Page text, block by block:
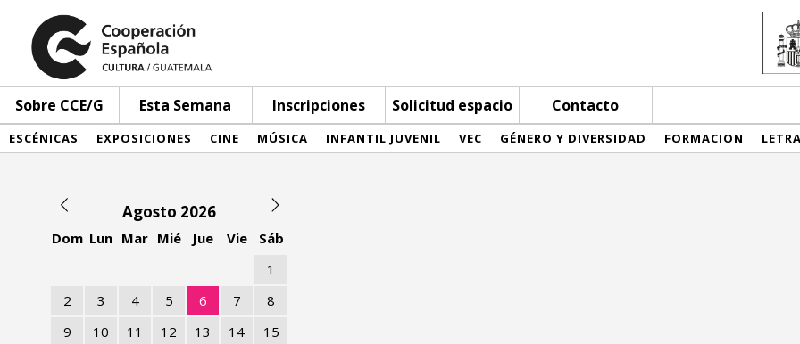
Sobre CCE/G Esta Semana Inscripciones Solicitud espacio Contacto
ESCÉNICAS EXPOSICIONES CINE MÚSICA INFANTIL JUVENIL VEC GÉNERO Y DIVERSIDAD FORMACION
Agosto 2026
Dom Lun Mar Mié Jue Vie
Sáb
1
2
3 4 5 6 7
8
9
10 11 12 13 14
15